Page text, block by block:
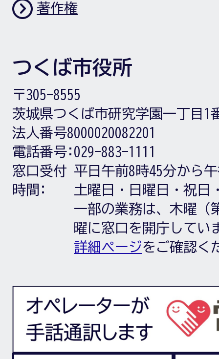
著作権
つくば市役所
〒305-8555
茨城県つくば市研究学園一丁目1
法人番号8000020082201
電話番号: 029-883-1111
窓口受付
時間:
平日午前8時45分から
土曜日・日曜日・祝日
一部の業務は、木曜（
曜に窓口を開庁してい
詳細ページをご確認く